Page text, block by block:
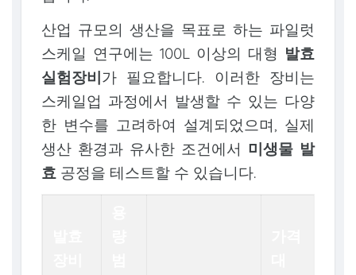
산업 규모의 생산을 목표로 하는 파일럿
스케일 연구에는 100L 이상의 대형 발효
실험장비가 필요합니다. 이러한 장비는
스케일업 과정에서 발생할 수 있는 다양
한 변수를 고려하여 설계되었으며, 실제
생산 환경과 유사한 조건에서 미생물 발
효 공정을 테스트할 수 있습니다.